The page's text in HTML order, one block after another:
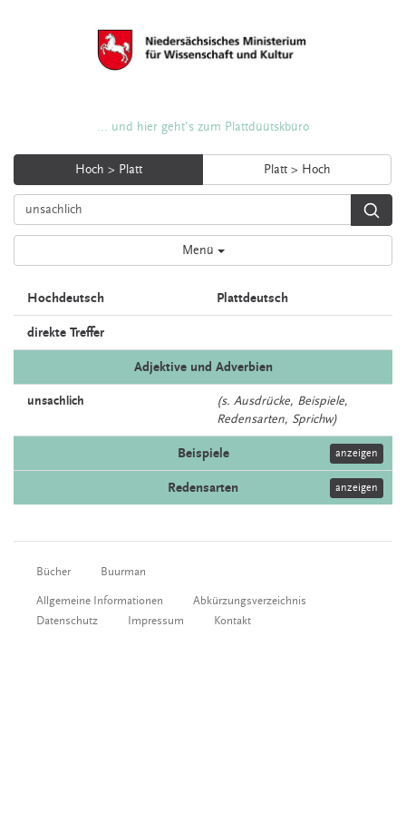
... und hier geht's zum Plattdüütskbüro
Hoch > Platt Platt > Hoch
Menü
Hochdeutsch Plattdeutsch
direkte Treffer
Adjektive und Adverbien
unsachlich
(s. Ausdrücke, Beispiele,
Redensarten, Sprichw)
Beispiele anzeigen
Redensarten anzeigen
Bücher Buurman
Allgemeine Informationen
Abkürzungsverzeichnis
Datenschutz
Impressum Kontakt